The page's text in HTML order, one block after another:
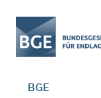
aus
Inhaltsbereich
Navigation
Metamenü
Servicemenü
BGE